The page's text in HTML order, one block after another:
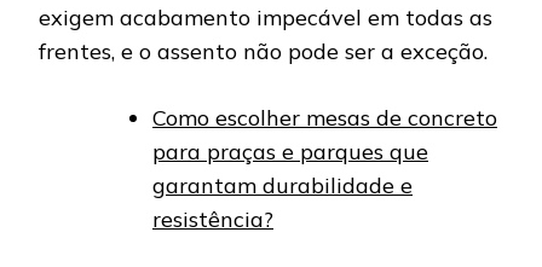
exigem acabamento impecável em todas as
frentes, e o assento não pode ser a exceção.
Como escolher mesas de concreto
para praças e parques que
garantam durabilidade e
resistência?